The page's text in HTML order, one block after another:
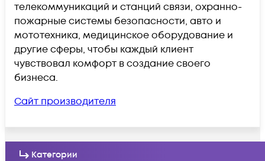
телекоммуникаций и станций связи, охранно-
пожарные системы безопасности, авто и
мототехника, медицинское оборудование и
другие сферы, чтобы каждый клиент
чувствовал комфорт в создание своего
бизнеса.
Сайт производителя
Категории